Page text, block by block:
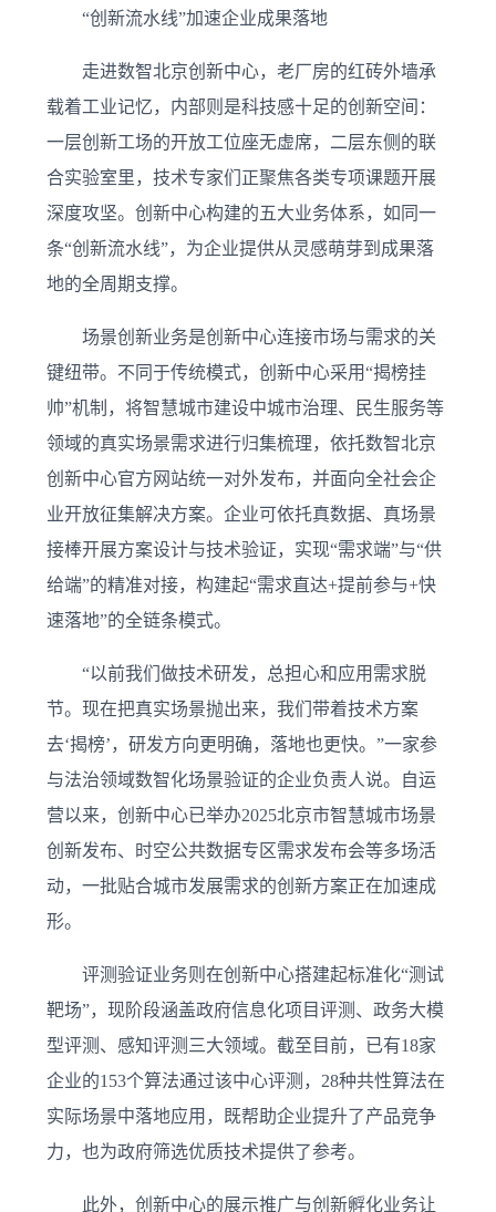
“创新流水线”加速企业成果落地
走进数智北京创新中心，老厂房的红砖外墙承
载着工业记忆，内部则是科技感十足的创新空间：
一层创新工场的开放工位座无虚席，二层东侧的联
合实验室里，技术专家们正聚焦各类专项课题开展
深度攻坚。创新中心构建的五大业务体系，如同一
条“创新流水线”，为企业提供从灵感萌芽到成果落
地的全周期支撑。
场景创新业务是创新中心连接市场与需求的关
键纽带。不同于传统模式，创新中心采用“揭榜挂
帅”机制，将智慧城市建设中城市治理、民生服务等
领域的真实场景需求进行归集梳理，依托数智北京
创新中心官方网站统一对外发布，并面向全社会企
业开放征集解决方案。企业可依托真数据、真场景
接棒开展方案设计与技术验证，实现“需求端”与“供
给端”的精准对接，构建起“需求直达+提前参与+快
速落地”的全链条模式。
“以前我们做技术研发，总担心和应用需求脱
节。现在把真实场景抛出来，我们带着技术方案
去‘揭榜’，研发方向更明确，落地也更快。”一家参
与法治领域数智化场景验证的企业负责人说。自运
营以来，创新中心已举办2025北京市智慧城市场景
创新发布、时空公共数据专区需求发布会等多场活
动，一批贴合城市发展需求的创新方案正在加速成
形。
评测验证业务则在创新中心搭建起标准化“测试
靶场”，现阶段涵盖政府信息化项目评测、政务大模
型评测、感知评测三大领域。截至目前，已有18家
企业的153个算法通过该中心评测，28种共性算法在
实际场景中落地应用，既帮助企业提升了产品竞争
力，也为政府筛选优质技术提供了参考。
此外，创新中心的展示推广与创新孵化业务让